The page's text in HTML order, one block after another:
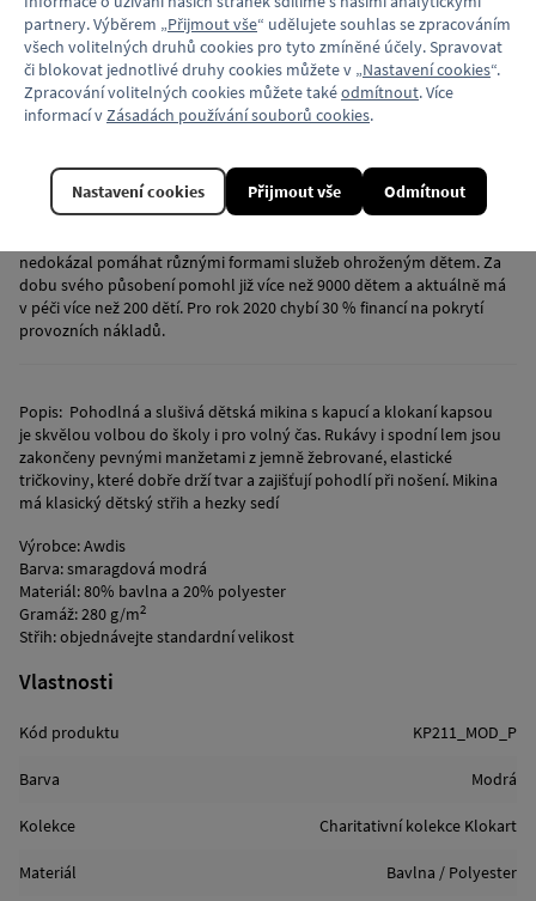
které se následně promítnou na oblečení či jiné módní doplňky, aby
pomohli dětem v nouzi. Klokart klade mimo jiné také důraz
na vysokou kvalitu použitých materiálů na svých produktech.
Fond ohrožených dětí– 30 let chráníme dětství
Fond ohrožených dětí – charitativní spolek pomáhá již od roku 1990
znevýhodněným dětem. Je zřizovatelem Klokánku, zařízení pro děti
vyžadující okamžitou pomoc, kterých aktuálně provozuje 15 po celé
ČR. Organizace také usiluje o zlepšení legislativy v oblasti ochrany
nedokázal pomáhat různými formami služeb ohroženým dětem. Za
dobu svého působení pomohl již více než 9000 dětem a aktuálně má
v péči více než 200 dětí. Pro rok 2020 chybí 30 % financí na pokrytí
provozních nákladů.
Popis: Pohodlná a slušivá dětská mikina s kapucí a klokaní kapsou
je skvělou volbou do školy i pro volný čas. Rukávy i spodní lem jsou
zakončeny pevnými manžetami z jemně žebrované, elastické
tričkoviny, které dobře drží tvar a zajišťují pohodlí při nošení. Mikina
má klasický dětský střih a hezky sedí
Výrobce: Awdis
Barva: smaragdová modrá
Materiál: 80% bavlna a 20% polyester
Gramáž: 280 g/m2
Střih: objednávejte standardní velikost
Vlastnosti
Kód produktu KP211_MOD_P
Barva Modrá
Kolekce Charitativní kolekce Klokart
Materiál Bavlna / Polyester
partnery. Výběrem „Přijmout vše“ udělujete souhlas se zpracováním
všech volitelných druhů cookies pro tyto zmíněné účely. Spravovat
či blokovat jednotlivé druhy cookies můžete v „Nastavení cookies“.
Zpracování volitelných cookies můžete takéodmítnout. Více
informací vZásadách používání souborů cookies.
Odmítnout
Nastavení cookies Přijmout vše